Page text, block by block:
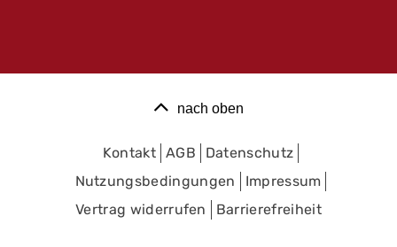
nach oben
Kontakt AGB
Datenschutz
Nutzungsbedingungen
Impressum
Vertrag widerrufen
Barrierefreiheit